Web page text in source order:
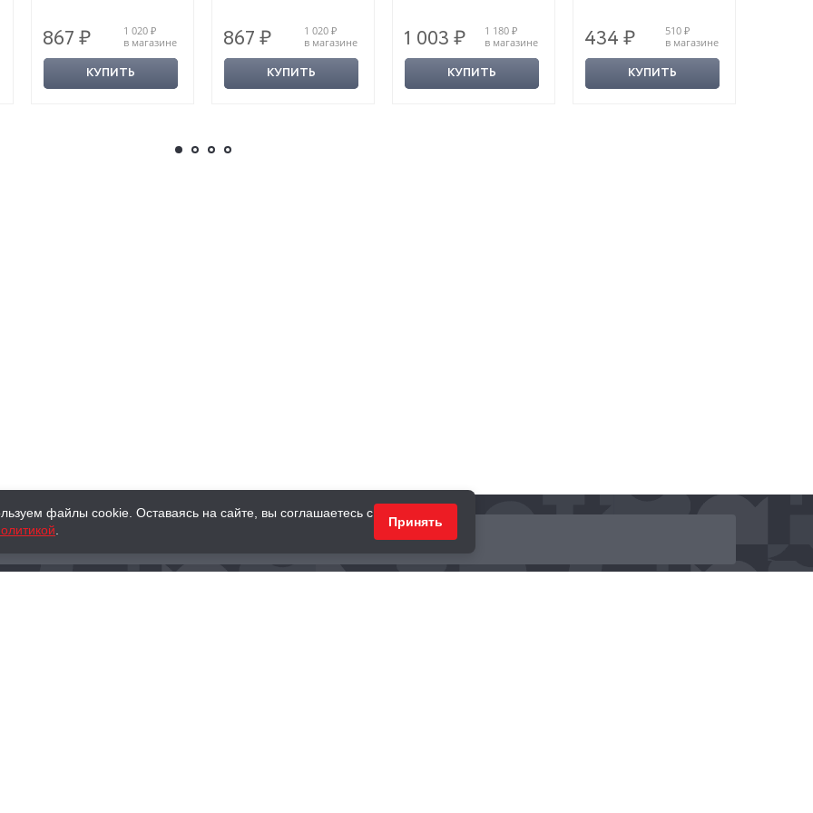
867 ₽
1 020 ₽
в магазине
КУПИТЬ
867 ₽
1 020 ₽
в магазине
КУПИТЬ
1 003 ₽
1 180 ₽
в магазине
КУПИТЬ
434 ₽
510 ₽
в магазине
КУПИТЬ
КНИГИ ПОДАРКИ
файлы cookie. Оставаясь на сайте, вы соглашаетесь с
Принять